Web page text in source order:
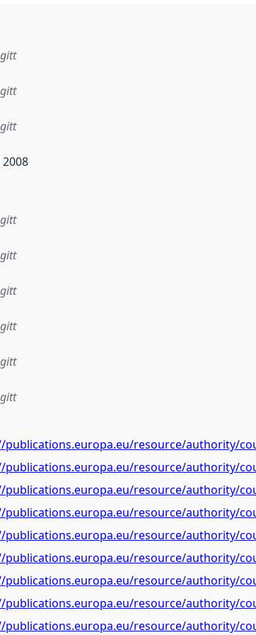
datasettet første gang ble utgitt. Det kan
publications.europa.eu/resource/authority/
publications.europa.eu/resource/authority/
publications.europa.eu/resource/authority/
publications.europa.eu/resource/authority/
publications.europa.eu/resource/authority/
publications.europa.eu/resource/authority/
publications.europa.eu/resource/authority/
publications.europa.eu/resource/authority/
publications.europa.eu/resource/authority/